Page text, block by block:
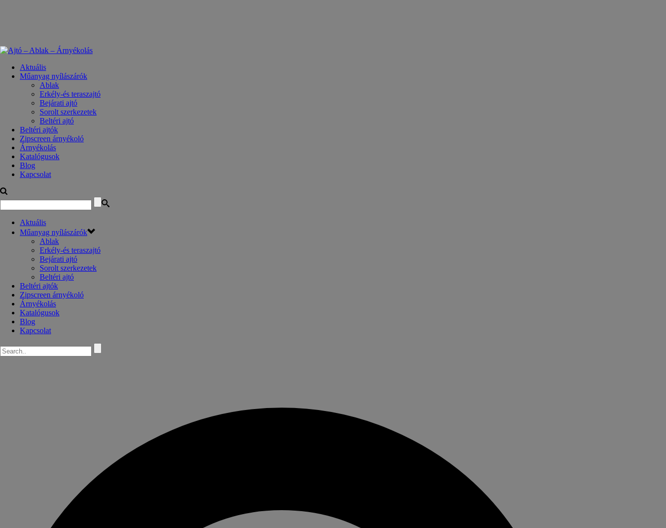
Aktuális
Műanyag nyílászárók
Ablak
Erkély-és teraszajtó
Bejárati ajtó
Sorolt szerkezetek
Beltéri ajtó
Beltéri ajtók
Zipscreen árnyékoló
Árnyékolás
Katalógusok
Blog
Kapcsolat
Aktuális
Műanyag nyílászárók
Ablak
Erkély-és teraszajtó
Bejárati ajtó
Sorolt szerkezetek
Beltéri ajtó
Beltéri ajtók
Zipscreen árnyékoló
Árnyékolás
Katalógusok
Blog
Kapcsolat